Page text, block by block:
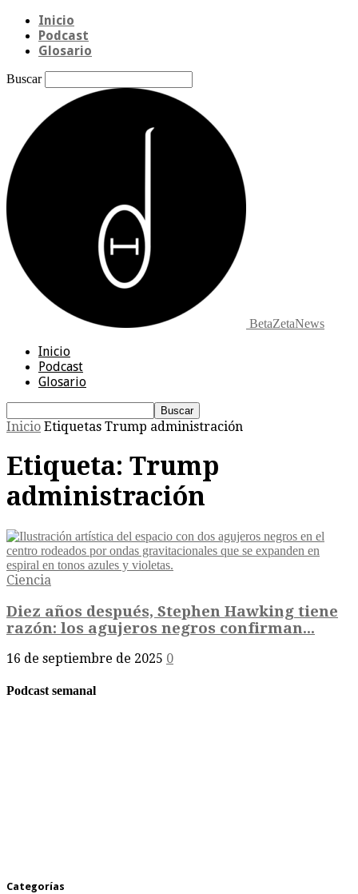
Inicio
Podcast
Glosario
Buscar
BetaZetaNews
Inicio
Podcast
Glosario
Inicio Etiquetas Trump administración
Etiqueta: Trump
administración
Ciencia
Diez años después, Stephen Hawking tiene
razón: los agujeros negros confirman...
16 de septiembre de 2025 0
Podcast semanal
Categorías